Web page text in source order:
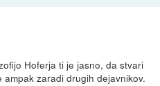
Hoferja ti je jasno, da stvari
zaradi drugih dejavnikov.